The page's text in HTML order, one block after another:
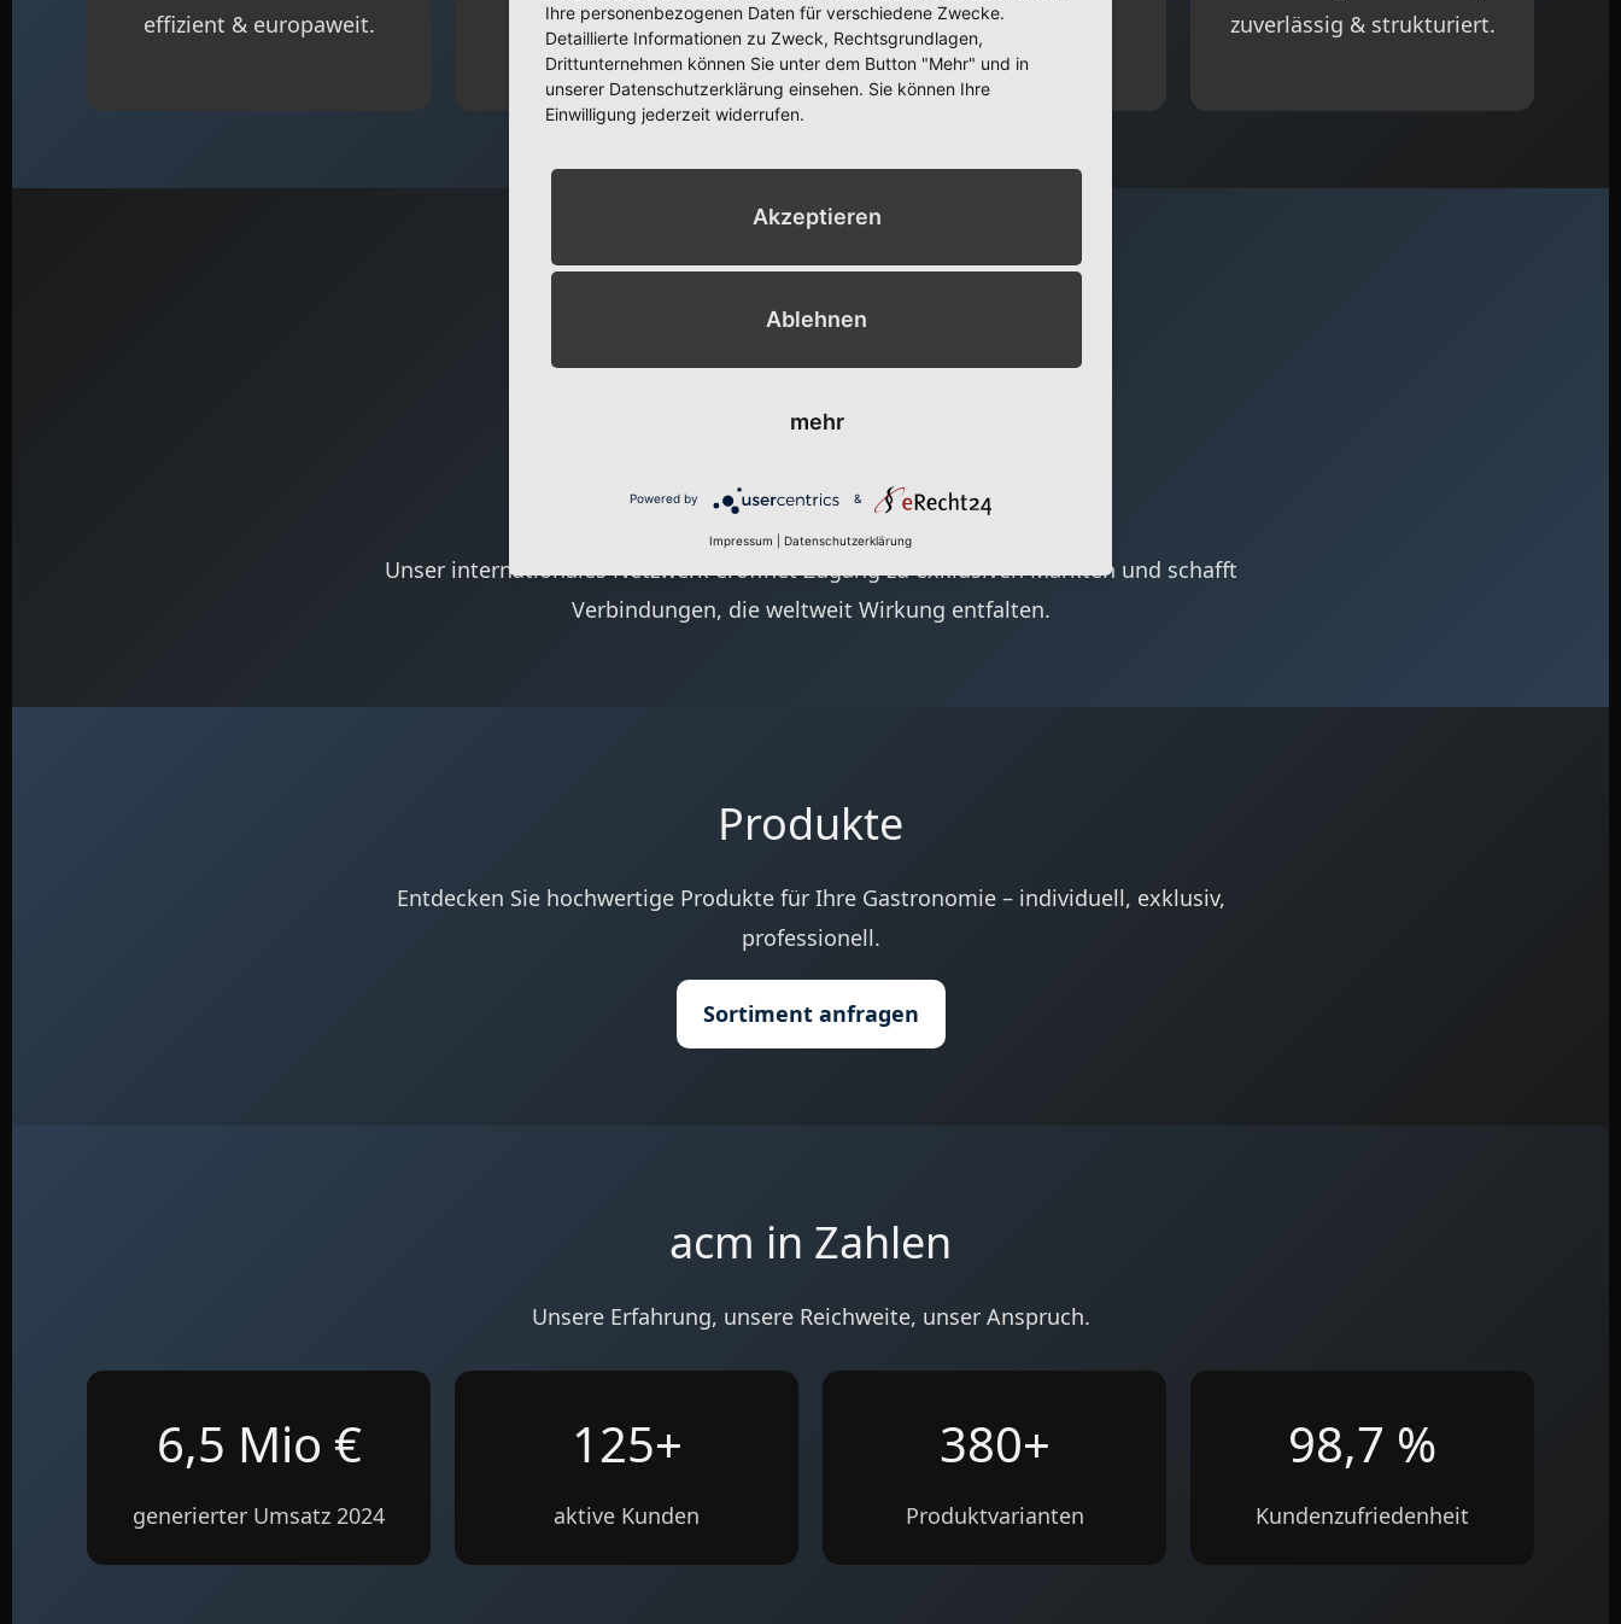
effizient & europaweit.
Marktpositionierung.
beim Eintritt in neue
Märkte.
zuverlässig & strukturiert.
Globale Verbindungen
Unser internationales Netzwerk eröffnet Zugang zu exklusiven Märkten und schafft
Verbindungen, die weltweit Wirkung entfalten.
Produkte
Entdecken Sie hochwertige Produkte für Ihre Gastronomie – individuell, exklusiv,
professionell.
Sortiment anfragen
acm in Zahlen
Unsere Erfahrung, unsere Reichweite, unser Anspruch.
6,5 Mio €
generierter Umsatz 2024
125+
aktive Kunden
380+
Produktvarianten
98,7 %
Kundenzufriedenheit
Ihre personenbezogenen Daten für verschiedene Zwecke.
Detaillierte Informationen zu Zweck, Rechtsgrundlagen,
Drittunternehmen können Sie unter dem Button "Mehr" und in
unserer Datenschutzerklärung einsehen. Sie können Ihre
Einwilligung jederzeit widerrufen.
Akzeptieren
Ablehnen
mehr
Powered by &
Impressum Datenschutzerklärung